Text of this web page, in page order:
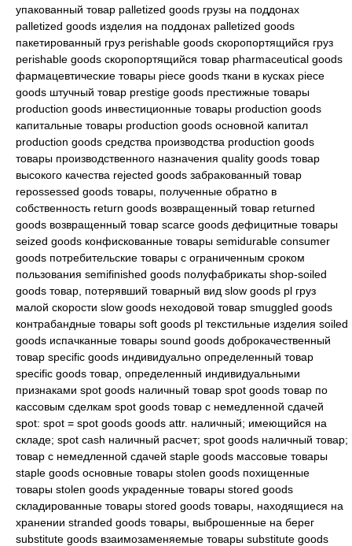
упакованный товар palletized goods грузы на поддонах
palletized goods изделия на поддонах palletized goods
пакетированный груз perishable goods скоропортящийся груз
perishable goods скоропортящийся товар pharmaceutical goods
фармацевтические товары piece goods ткани в кусках piece
goods штучный товар prestige goods престижные товары
production goods инвестиционные товары production goods
капитальные товары production goods основной капитал
production goods средства производства production goods
товары производственного назначения quality goods товар
высокого качества rejected goods забракованный товар
repossessed goods товары, полученные обратно в
собственность return goods возвращенный товар returned
goods возвращенный товар scarce goods дефицитные товары
seized goods конфискованные товары semidurable consumer
goods потребительские товары с ограниченным сроком
пользования semifinished goods полуфабрикаты shop-soiled
goods товар, потерявший товарный вид slow goods pl груз
малой скорости slow goods неходовой товар smuggled goods
контрабандные товары soft goods pl текстильные изделия soiled
goods испачканные товары sound goods доброкачественный
товар specific goods индивидуально определенный товар
specific goods товар, определенный индивидуальными
признаками spot goods наличный товар spot goods товар по
кассовым сделкам spot goods товар с немедленной сдачей
spot: spot = spot goods goods attr. наличный; имеющийся на
складе; spot cash наличный расчет; spot goods наличный товар;
товар с немедленной сдачей staple goods массовые товары
staple goods основные товары stolen goods похищенные
товары stolen goods украденные товары stored goods
складированные товары stored goods товары, находящиеся на
хранении stranded goods товары, выброшенные на берег
substitute goods взаимозаменяемые товары substitute goods